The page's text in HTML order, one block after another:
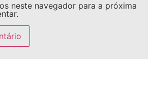
neste navegador para a próxima